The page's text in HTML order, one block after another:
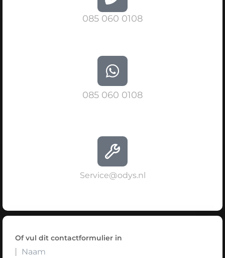
085 060 0108
085 060 0108
Service@odys.nl
Of vul dit contactformulier in
Naam